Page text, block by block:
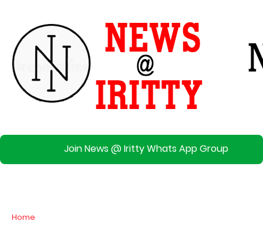
Join News @ Iritty Whats App Group
Home